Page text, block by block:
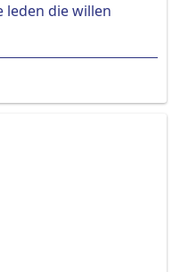
leden die willen